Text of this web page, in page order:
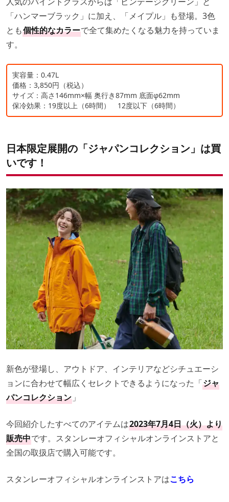
「ハンマーブラック」に加え、「メイプル」も登場。3色
とも個性的なカラーで全て集めたくなる魅力を持っていま
す。
実容量：0.47L
価格：3,850円（税込）
サイズ：高さ146mm×幅 奥行き87mm 底面φ62mm
保冷効果：19度以上（6時間） 12度以下（6時間）
日本限定展開の「ジャパンコレクション」は買
いです！
新色が登場し、アウトドア、インテリアなどシチュエーシ
ョンに合わせて幅広くセレクトできるようになった「ジャ
パンコレクション 」
今回紹介したすべてのアイテムは2023年7月4日（火）より
販売中です。スタンレーオフィシャルオンラインストアと
全国の取扱店で購入可能です。
スタンレーオフィシャルオンラインストアはこちら